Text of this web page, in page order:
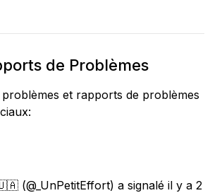
de Problèmes
et rapports de problèmes
(@_UnPetitEffort) a signalé il y a 2